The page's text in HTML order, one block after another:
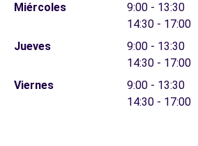
Miércoles
9:00 - 13:30
14:30 - 17:00
Jueves
9:00 - 13:30
14:30 - 17:00
Viernes
9:00 - 13:30
14:30 - 17:00